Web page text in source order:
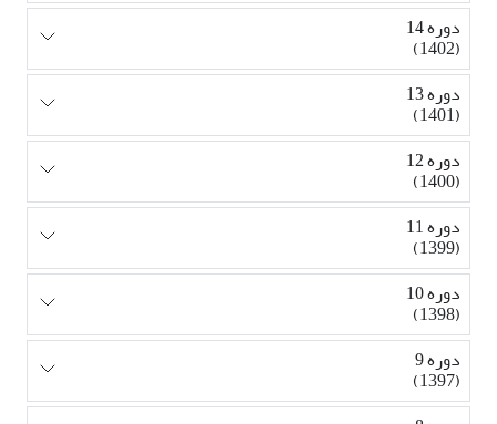
دوره 14
(1402)
دوره 13
(1401)
دوره 12
(1400)
دوره 11
(1399)
دوره 10
(1398)
دوره 9
(1397)